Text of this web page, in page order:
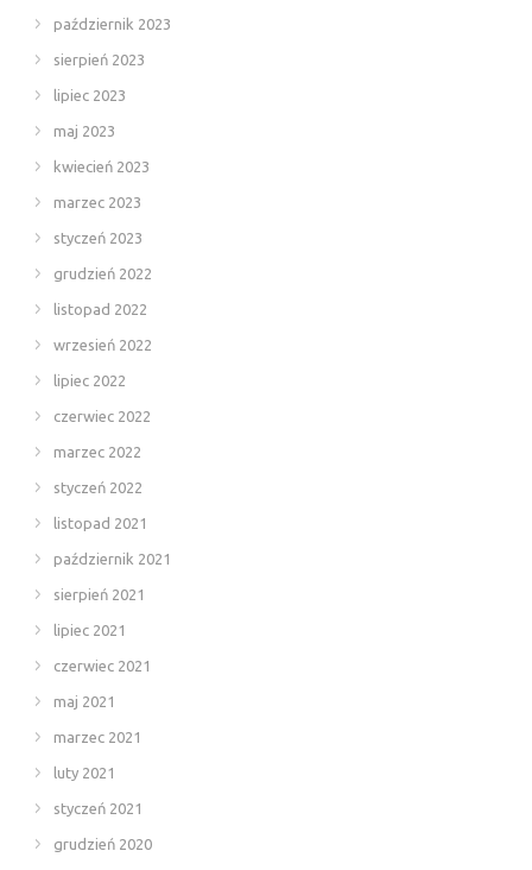
październik 2023
sierpień 2023
lipiec 2023
maj 2023
kwiecień 2023
marzec 2023
styczeń 2023
grudzień 2022
listopad 2022
wrzesień 2022
lipiec 2022
czerwiec 2022
marzec 2022
styczeń 2022
listopad 2021
październik 2021
sierpień 2021
lipiec 2021
czerwiec 2021
maj 2021
marzec 2021
luty 2021
styczeń 2021
grudzień 2020